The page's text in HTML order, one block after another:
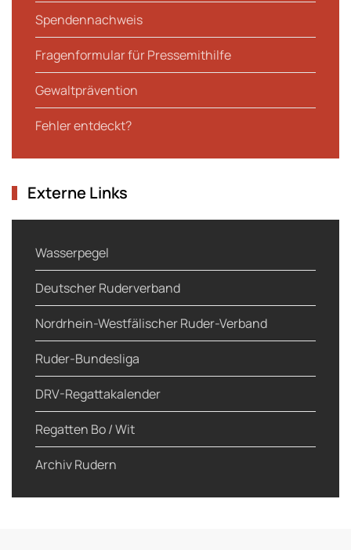
Spendennachweis
Fragenformular für Pressemithilfe
Gewaltprävention
Fehler entdeckt?
Externe Links
Wasserpegel
Deutscher Ruderverband
Nordrhein-Westfälischer Ruder-Verband
Ruder-Bundesliga
DRV-Regattakalender
Regatten Bo / Wit
Archiv Rudern